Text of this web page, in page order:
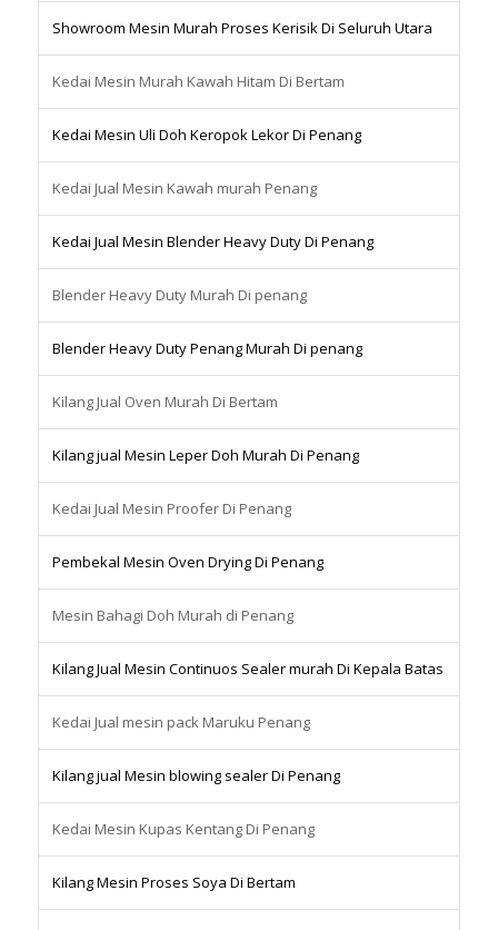
Showroom Mesin Murah Proses Kerisik Di Seluruh Utara
Kedai Mesin Murah Kawah Hitam Di Bertam
Kedai Mesin Uli Doh Keropok Lekor Di Penang
Kedai Jual Mesin Kawah murah Penang
Kedai Jual Mesin Blender Heavy Duty Di Penang
Blender Heavy Duty Murah Di penang
Blender Heavy Duty Penang Murah Di penang
Kilang Jual Oven Murah Di Bertam
Kilang jual Mesin Leper Doh Murah Di Penang
Kedai Jual Mesin Proofer Di Penang
Pembekal Mesin Oven Drying Di Penang
Mesin Bahagi Doh Murah di Penang
Kilang Jual Mesin Continuos Sealer murah Di Kepala Batas
Kedai Jual mesin pack Maruku Penang
Kilang jual Mesin blowing sealer Di Penang
Kedai Mesin Kupas Kentang Di Penang
Kilang Mesin Proses Soya Di Bertam